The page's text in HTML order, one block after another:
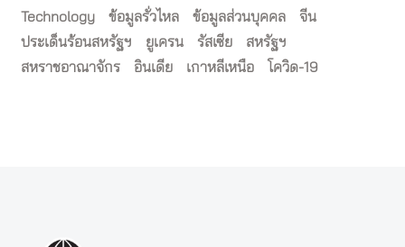
Technology
ข้อมูลรั่วไหล ข้อมูลส่วนบุคคล
จีน
ประเด็นร้อนสหรัฐฯ
ยูเครน รัสเซีย
สหรัฐฯ
สหราชอาณาจักร
อินเดีย เกาหลีเหนือ โควิด-19